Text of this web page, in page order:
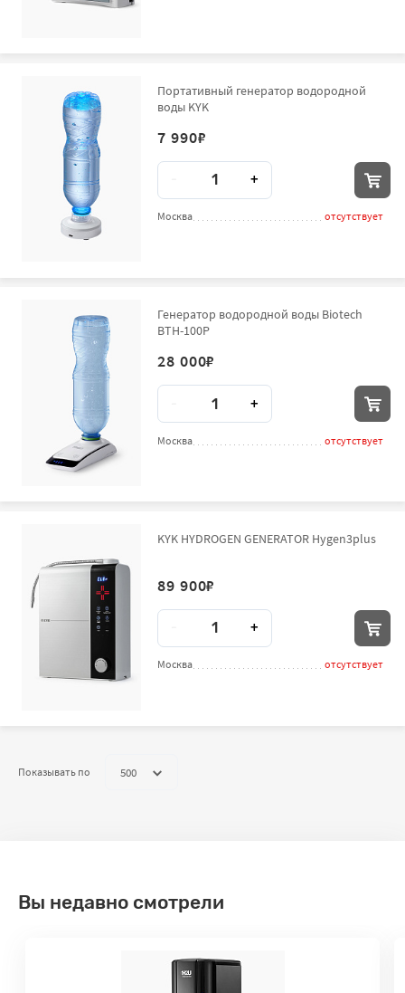
Портативный генератор водородной
воды KYK
7 990₽
Количество
+
Москва отсутствует
Генератор водородной воды Biotech
BTH-100P
28 000₽
Количество
+
Москва отсутствует
KYK HYDROGEN GENERATOR Hygen3plus
89 900₽
Количество
+
Москва отсутствует
Показывать по 500
Вы недавно смотрели